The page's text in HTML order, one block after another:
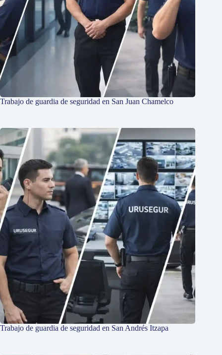
Trabajo de guardia de seguridad en San Juan Chamelco
Trabajo de guardia de seguridad en San Andrés Itzapa